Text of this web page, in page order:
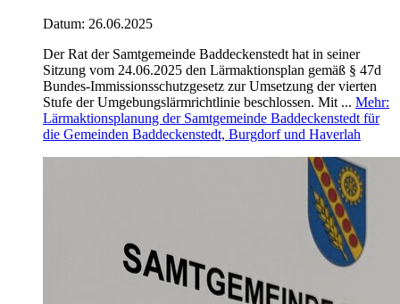
Datum: 26.06.2025
Der Rat der Samtgemeinde Baddeckenstedt hat in seiner
Sitzung vom 24.06.2025 den Lärmaktionsplan gemäß § 47d
Bundes-Immissionsschutzgesetz zur Umsetzung der vierten
Stufe der Umgebungslärmrichtlinie beschlossen. Mit ... Mehr:
Lärmaktionsplanung der Samtgemeinde Baddeckenstedt für
die Gemeinden Baddeckenstedt, Burgdorf und Haverlah